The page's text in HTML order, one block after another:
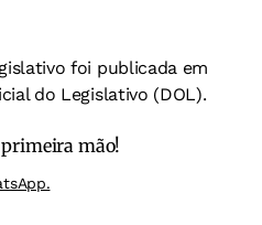
foi publicada em
do Legislativo (DOL).
mão!